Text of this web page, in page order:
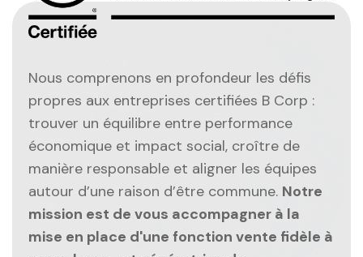
Nous comprenons en profondeur les défis
propres aux entreprises certifiées B Corp :
trouver un équilibre entre performance
économique et impact social, croître de
manière responsable et aligner les équipes
autour d’une raison d’être commune. Notre
mission est de vous accompagner à la
mise en place d'une fonction vente fidèle à